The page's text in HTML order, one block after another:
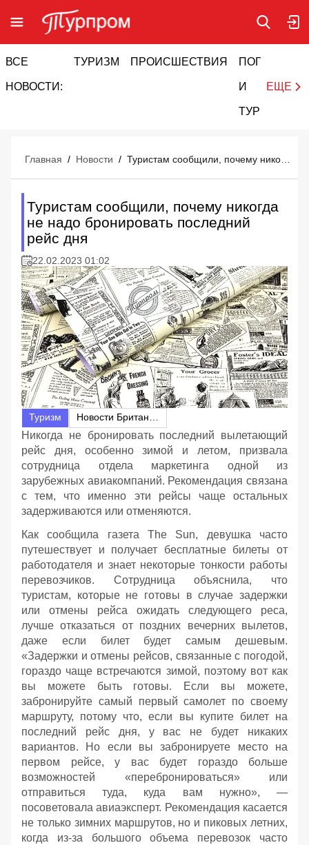
ВСЕ
НОВОСТИ:
ТУРИЗМ ПРОИСШЕСТВИЯ ПОГОДА
И
ТУРИЗМ
ЕЩЕ
Главная / Новости /
Туристам сообщили, почему никогда
не надо бронировать последний
рейс дня
22.02.2023 01:02
Туризм
Никогда не бронировать последний вылетающий
рейс дня, особенно зимой и летом, призвала
сотрудница отдела маркетинга одной из
зарубежных авиакомпаний. Рекомендация связана
с тем, что именно эти рейсы чаще остальных
задерживаются или отменяются.
Как сообщила газета The Sun, девушка часто
путешествует и получает бесплатные билеты от
работодателя и знает некоторые тонкости работы
перевозчиков. Сотрудница объяснила, что
туристам, которые не готовы в случае задержки
или отмены рейса ожидать следующего реса,
лучше отказаться от поздних вечерних вылетов,
даже если билет будет самым дешевым.
«Задержки и отмены рейсов, связанные с погодой,
гораздо чаще встречаются зимой, поэтому вот как
вы можете быть готовы. Если вы можете,
забронируйте самый первый самолет по своему
маршруту, потому что, если вы купите билет на
последний рейс дня, у вас не будет никаких
вариантов. Но если вы забронируете место на
первом рейсе, у вас будет гораздо больше
возможностей «перебронироваться» или
отправиться туда, куда вам нужно», —
посоветовала авиаэксперт. Рекомендация касается
не только зимних маршрутов, но и пиковых летних,
когда из-за большого объема перевозок часто